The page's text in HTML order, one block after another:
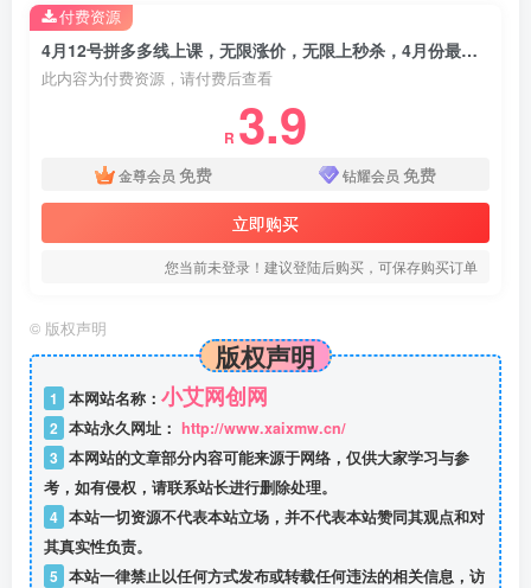
4月12号拼多多线上课，无限涨价，无限上秒杀，4月份最牛逼的强付费玩法
此内容为付费资源，请付费后查看
R 3.9
金尊会员 免费 钻耀会员 免费
立即购买
您当前未登录！建议登陆后购买，可保存购买订单
付费资源
© 版权声明
版权声明
1 本网站名称： 小艾网创网
2 本站永久网址： http://www.xaixmw.cn/
3 本网站的文章部分内容可能来源于网络，仅供大家学习与参
考，如有侵权，请联系站长进行删除处理。
4 本站一切资源不代表本站立场，并不代表本站赞同其观点和对
其真实性负责。
5 本站一律禁止以任何方式发布或转载任何违法的相关信息，访